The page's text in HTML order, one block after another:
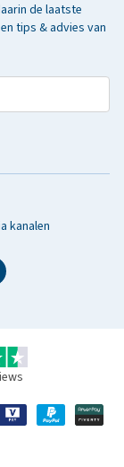
de laatste
tips & advies van
kanalen